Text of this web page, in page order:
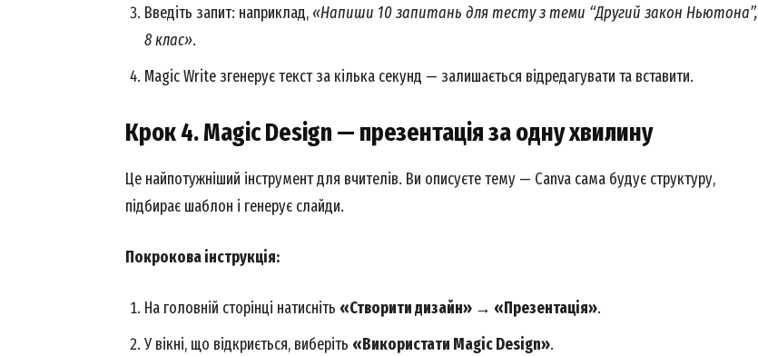
Введіть запит: наприклад, «Напиши 10 запитань для тесту з теми “Другий закон Ньютона”,
8 клас».
Magic Write згенерує текст за кілька секунд — залишається відредагувати та вставити.
Крок 4. Magic Design — презентація за одну хвилину
Це найпотужніший інструмент для вчителів. Ви описуєте тему — Canva сама будує структуру,
підбирає шаблон і генерує слайди.
Покрокова інструкція:
На головній сторінці натисніть «Створити дизайн» → «Презентація».
У вікні, що відкриється, виберіть «Використати Magic Design».